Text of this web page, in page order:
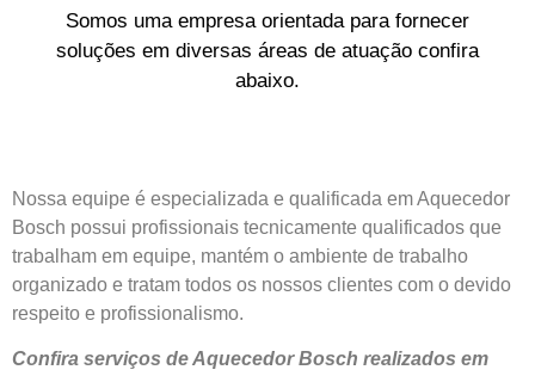
Somos uma empresa orientada para fornecer
soluções em diversas áreas de atuação confira
abaixo.
Nossa equipe é especializada e qualificada em Aquecedor
Bosch possui profissionais tecnicamente qualificados que
trabalham em equipe, mantém o ambiente de trabalho
organizado e tratam todos os nossos clientes com o devido
respeito e profissionalismo.
Confira serviços de Aquecedor Bosch realizados em